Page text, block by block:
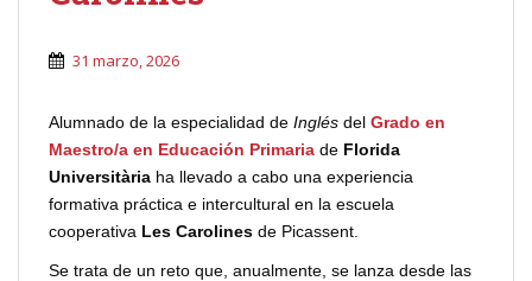
31 marzo, 2026
Alumnado de la especialidad de Inglés del Grado en
Maestro/a en Educación Primaria de Florida
Universitària ha llevado a cabo una experiencia
formativa práctica e intercultural en la escuela
cooperativa Les Carolines de Picassent.
Se trata de un reto que, anualmente, se lanza desde las